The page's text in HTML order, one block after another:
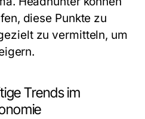
diese Punkte zu
zu vermitteln, um
Trends im